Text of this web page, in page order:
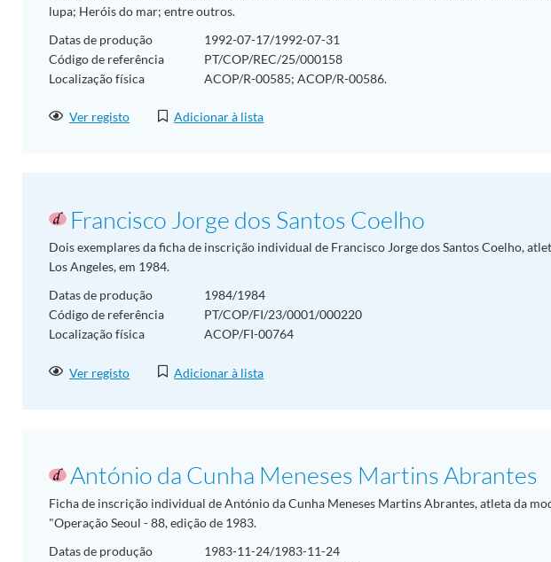
lupa; Heróis do mar; entre outros.
Datas de produção
1992-07-17/1992-07-31
Código de referência
PT/COP/REC/25/000158
Localização física
ACOP/R-00585; ACOP/R-00586.
Ver registo Adicionar à lista
Francisco Jorge dos Santos Coelho
Dois exemplares da ficha de inscrição individual de Francisco Jorge dos Santos Coelho,
Los Angeles, em 1984.
Datas de produção
1984/1984
Código de referência
PT/COP/FI/23/0001/000220
Localização física
ACOP/FI-00764
Ver registo Adicionar à lista
António da Cunha Meneses Martins Abrantes
Ficha de inscrição individual de António da Cunha Meneses Martins Abrantes, atleta da
"Operação Seoul - 88, edição de 1983.
Datas de produção
1983-11-24/1983-11-24